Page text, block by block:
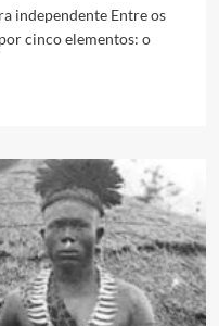
independente Entre os
cinco elementos: o